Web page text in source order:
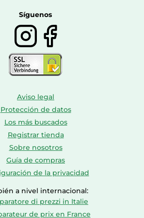
Síguenos
Aviso legal
Protección de datos
Los más buscados
Registrar tienda
Sobre nosotros
Guía de compras
de la privacidad
a nivel internacional:
di prezzi in Italie
de prix en France